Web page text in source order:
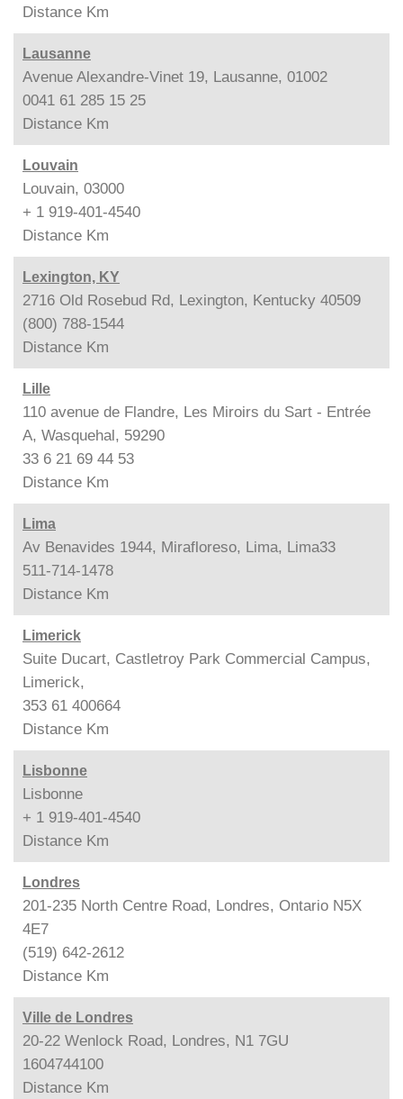
Distance Km
Lausanne
Avenue Alexandre-Vinet 19, Lausanne, 01002
0041 61 285 15 25
Distance Km
Louvain
Louvain, 03000
+ 1 919-401-4540
Distance Km
Lexington, KY
2716 Old Rosebud Rd, Lexington, Kentucky 40509
(800) 788-1544
Distance Km
Lille
110 avenue de Flandre, Les Miroirs du Sart - Entrée
A, Wasquehal, 59290
33 6 21 69 44 53
Distance Km
Lima
Av Benavides 1944, Mirafloreso, Lima, Lima33
511-714-1478
Distance Km
Limerick
Suite Ducart, Castletroy Park Commercial Campus,
Limerick,
353 61 400664
Distance Km
Lisbonne
Lisbonne
+ 1 919-401-4540
Distance Km
Londres
201-235 North Centre Road, Londres, Ontario N5X
4E7
(519) 642-2612
Distance Km
Ville de Londres
20-22 Wenlock Road, Londres, N1 7GU
1604744100
Distance Km